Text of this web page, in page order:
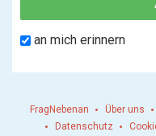
an mich erinnern
FragNebenan Über uns
Datenschutz